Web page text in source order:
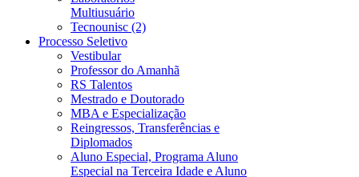
Multiusuário
Tecnounisc (2)
Processo Seletivo
Vestibular
Professor do Amanhã
RS Talentos
Mestrado e Doutorado
MBA e Especialização
Reingressos, Transferências e
Diplomados
Aluno Especial, Programa Aluno
Especial na Terceira Idade e Aluno